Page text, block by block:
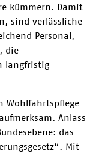
kümmern. Damit
sind verlässliche
Personal,
die
langfristig
Wohlfahrtspflege
Anlass
das
Mit